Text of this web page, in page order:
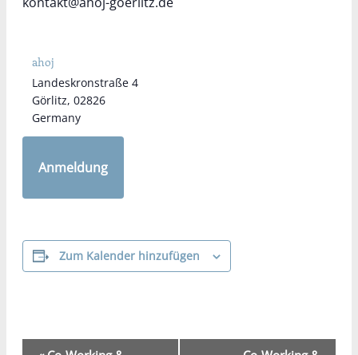
ahoj
Landeskronstraße 4
Görlitz, 02826
Germany
Anmeldung
Zum Kalender hinzufügen
Veranstaltung-